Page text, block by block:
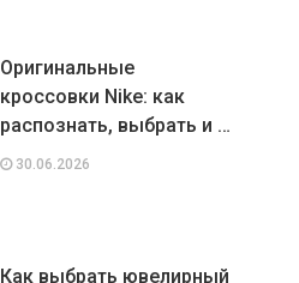
Оригинальные
кроссовки Nike: как
распознать, выбрать и …
30.06.2026
Как выбрать ювелирный